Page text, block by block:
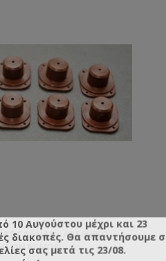
ΓΑΛΛΊΑΣ - ΑΡΣΕΝΙΚΌ
ΚΕΛΙΏΝ
10 Αυγούστου μέχρι και 23
διακοπές. Θα απαντήσουμε
σας μετά τις 23/08.